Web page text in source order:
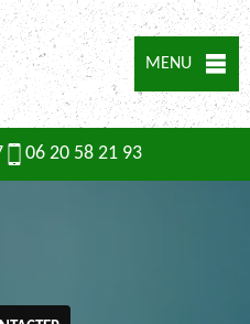
MENU
06 20 58 21 93